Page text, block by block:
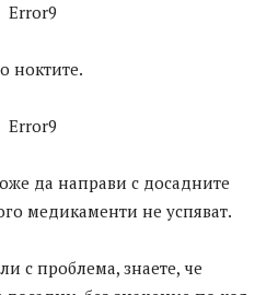
Error9
ноктите.
Error9
да направи с досадните
медикаменти не успяват.
с проблема, знаете, че